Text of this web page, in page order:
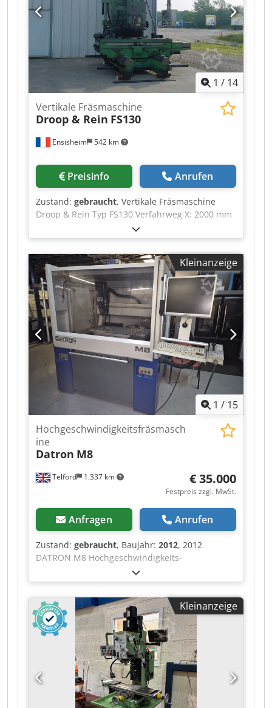
Gewicht: ca. 2,5 t
1 / 14
Ensisheim 542 km
Vertikale Fräsmaschine
Droop & Rein FS130
Preisinfo Anrufen
Zustand: gebraucht, Vertikale Fräsmaschine
Droop & Rein Typ FS130 Verfahrweg X: 2000 mm
Verfahrweg Y: 1000 mm Verfahrweg Z: 1000 mm
Djdpjzmx Tyjfx Acleck Spindel SA 50 Sensibler
Spindelausgang: 200 mm Drehzahl: von 31,5 bis
1600 U/min Tischgröße: 2400 x 1070 mm
Ausladung: 950 mm Schwenkkopf Spindelmotor:
22 kW Maßstab HEIDENHAIN 3 Achsen Baujahr:
1976 Neue Schalttafel im Jahr 2006 Spannung:
380 V Breite: 3500 mm Tiefe: 4700 mm
Gesamthöhe: 4500 mm Gewicht: 26 T
Kleinanzeige
1 / 15
Telford 1.337 km
Hochgeschwindigkeitsfräsmasch
ine
Datron M8
€ 35.000
Festpreis zzgl. MwSt.
Anfragen Anrufen
Zustand: gebraucht, Baujahr: 2012, 2012
DATRON M8 Hochgeschwindigkeits-
Bearbeitungszentrum – Hochgeschwindigkeits-
Präzisionsfräsen für Aluminium, Kunststoffe und
Verbundwerkstoffe. Die 2012 DATRON M8 ist ein
speziell konstruiertes Hochgeschwindigkeits-
Bearbeitungszentrum, das für Hersteller
entwickelt wurde, die außergewöhnliche
Oberflächengüten, kurze Bearbeitungszeiten
und höchste Präzision erwarten. Im Gegensatz
zu herkömmlichen vertikalen
Bearbeitungszentren (VMCs) wurde die DATRON
M8 speziell für die
Kleinanzeige